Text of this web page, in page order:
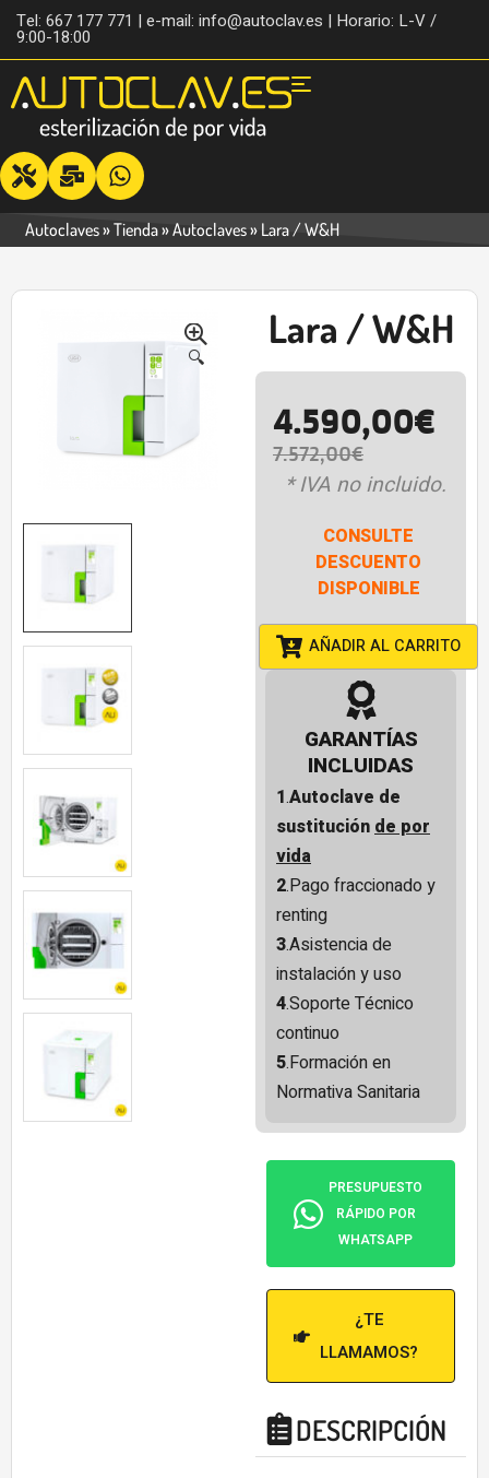
Tel: 667 177 771 | e-mail: info@autoclav.es | Horario: L-V /
9:00-18:00
Autoclaves»Tienda»Autoclaves» Lara / W&H
🔍
Lara / W&H
7.572,00€
4.590,00€
* IVA no incluido.
CONSULTE
DESCUENTO
DISPONIBLE
AÑADIR AL CARRITO
GARANTÍAS
INCLUIDAS
1.Autoclave de
sustituciónde por
vida
2.Pago fraccionado y
renting
3.Asistencia de
instalación y uso
4.Soporte Técnico
continuo
5.Formación en
Normativa Sanitaria
PRESUPUESTO
RÁPIDO POR
WHATSAPP
¿TE
LLAMAMOS?
DESCRIPCIÓN